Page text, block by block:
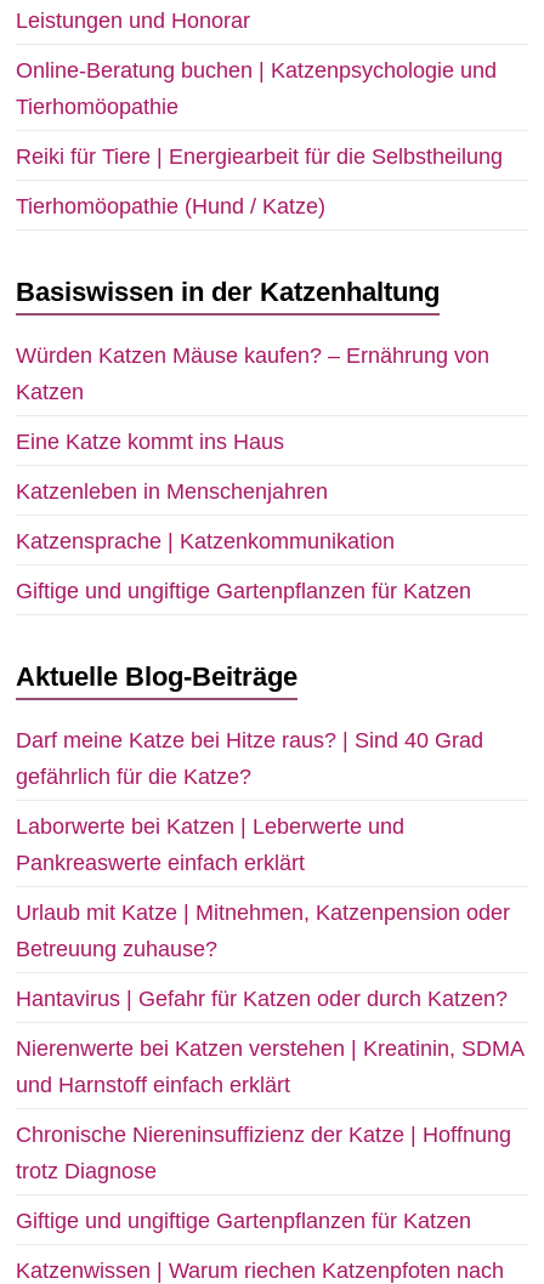
Leistungen und Honorar
Online-Beratung buchen | Katzenpsychologie und
Tierhomöopathie
Reiki für Tiere | Energiearbeit für die Selbstheilung
Tierhomöopathie (Hund / Katze)
Basiswissen in der Katzenhaltung
Würden Katzen Mäuse kaufen? – Ernährung von
Katzen
Eine Katze kommt ins Haus
Katzenleben in Menschenjahren
Katzensprache | Katzenkommunikation
Giftige und ungiftige Gartenpflanzen für Katzen
Aktuelle Blog-Beiträge
Darf meine Katze bei Hitze raus? | Sind 40 Grad
gefährlich für die Katze?
Laborwerte bei Katzen | Leberwerte und
Pankreaswerte einfach erklärt
Urlaub mit Katze | Mitnehmen, Katzenpension oder
Betreuung zuhause?
Hantavirus | Gefahr für Katzen oder durch Katzen?
Nierenwerte bei Katzen verstehen | Kreatinin, SDMA
und Harnstoff einfach erklärt
Chronische Niereninsuffizienz der Katze | Hoffnung
trotz Diagnose
Giftige und ungiftige Gartenpflanzen für Katzen
Katzenwissen | Warum riechen Katzenpfoten nach